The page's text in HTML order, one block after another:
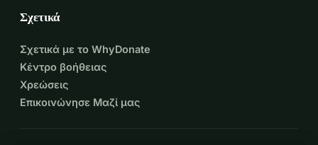
Σχετικά
Σχετικά με το WhyDonate
Κέντρο βοήθειας
Χρεώσεις
Επικοινώνησε Μαζί μας